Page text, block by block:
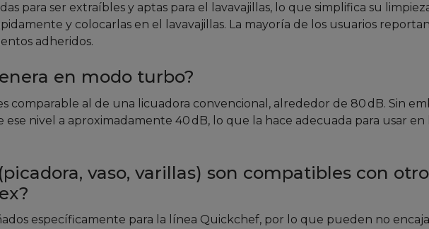
para ser extraíbles y aptas para el lavavajillas, lo que simplifica su
y colocarlas en el lavavajillas. La mayoría de los usuarios
adheridos.
en modo turbo?
comparable al de una licuadora convencional, alrededor de 80 dB. Sin
ese nivel a aproximadamente 40 dB, lo que la hace adecuada para usar en
vaso, varillas) son compatibles con
específicamente para la línea Quickchef, por lo que pueden no